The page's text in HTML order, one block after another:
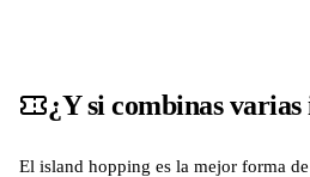
¿Y si combinas varias
El island hopping es la mejor forma